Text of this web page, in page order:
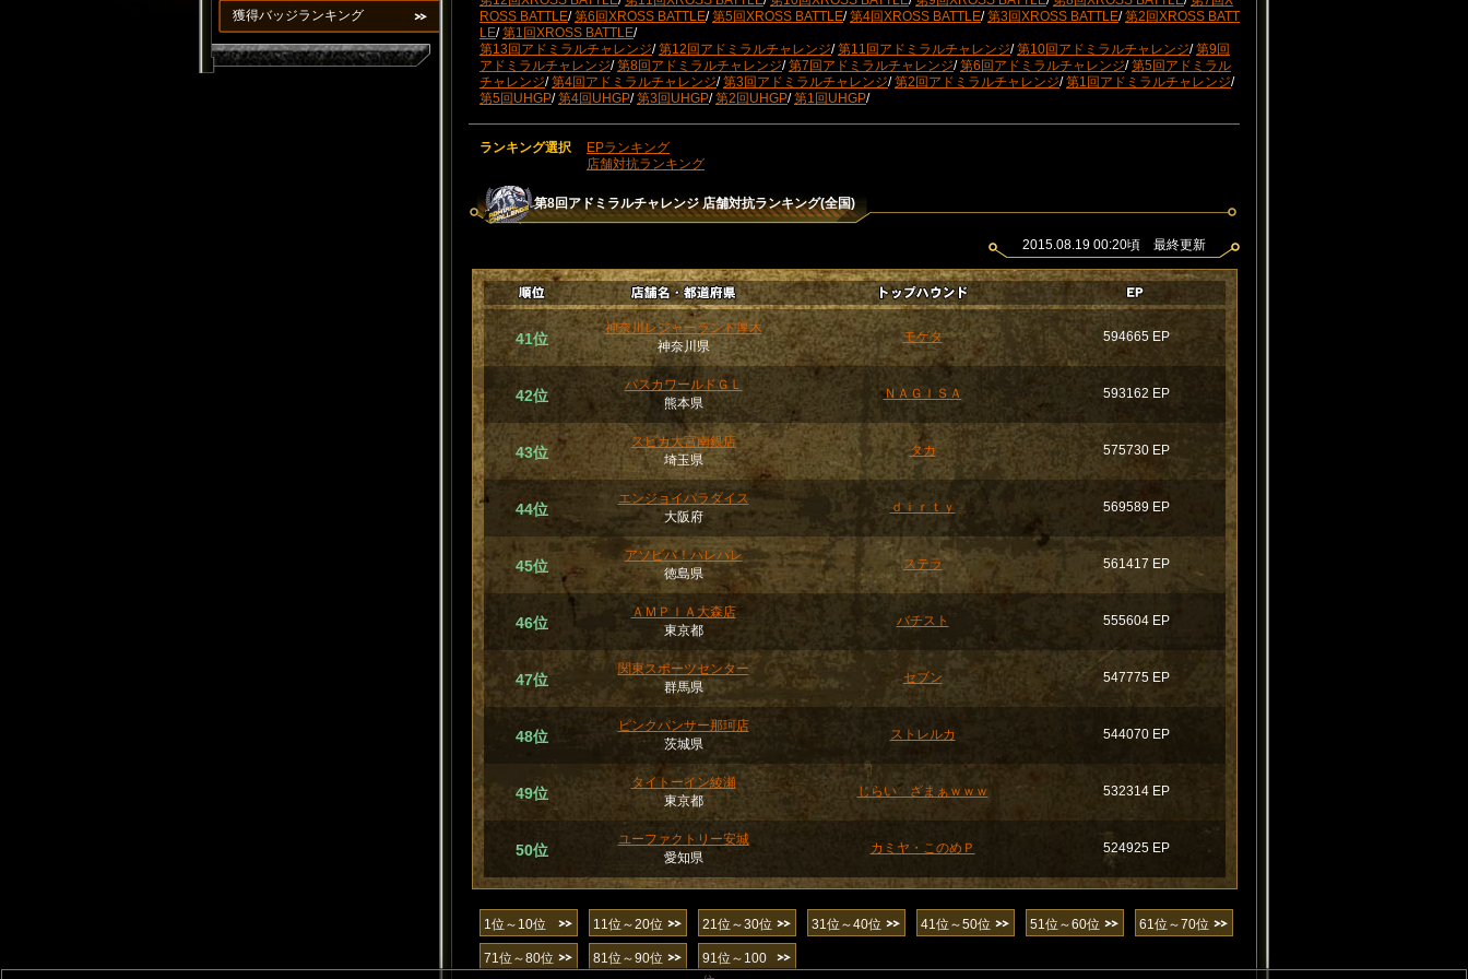
獲得バッジランキング
ROSS BATTLE/第6回XROSS BATTLE/第5回XROSS BATTLE/第4回XROSS BATTLE/第3回XROSS BATTLE/第2回XROSS BATT
LE/第1回XROSS BATTLE/
第13回アドミラルチャレンジ/第12回アドミラルチャレンジ/第11回アドミラルチャレンジ/第10回アドミラルチャレンジ/第9回
アドミラルチャレンジ/第8回アドミラルチャレンジ/第7回アドミラルチャレンジ/第6回アドミラルチャレンジ/第5回アドミラル
チャレンジ/第4回アドミラルチャレンジ/第3回アドミラルチャレンジ/第2回アドミラルチャレンジ/第1回アドミラルチャレンジ/
第5回UHGP/第4回UHGP/第3回UHGP/第2回UHGP/第1回UHGP/
ランキング選択
EPランキング
店舗対抗ランキング
第8回アドミラルチャレンジ店舗対抗ランキング(全国)
2015.08.19 00:20頃 最終更新
41位
神奈川レジャーランド厚木
神奈川県
モゲタ 594665 EP
42位
パスカワールドＧＬ
熊本県
ＮＡＧＩＳＡ 593162 EP
43位
スピカ大宮南銀店
埼玉県
タカ 575730 EP
44位
エンジョイパラダイス
大阪府
ｄｉｒｔｙ 569589 EP
45位
アソビバ！パレパレ
徳島県
ステラ 561417 EP
46位
ＡＭＰＩＡ大森店
東京都
バチスト 555604 EP
47位
関東スポーツセンター
群馬県
セブン 547775 EP
48位
ピンクパンサー那珂店
茨城県
ストレルカ 544070 EP
49位
タイトーイン綾瀬
東京都
じらい ざまぁｗｗｗ 532314 EP
50位
ユーファクトリー安城
愛知県
カミヤ・このめＰ 524925 EP
1位～10位 11位～20位 21位～30位 31位～40位 41位～50位 51位～60位 61位～70位
71位～80位 81位～90位
91位～100